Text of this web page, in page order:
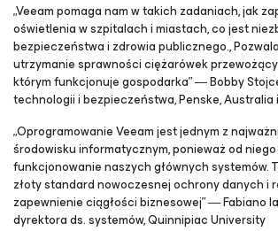
„Veeam pomaga nam w takich zadaniach, jak
oświetlenia w szpitalach i miastach, co jest
bezpieczeństwa i zdrowia publicznego.,
utrzymanie sprawności ciężarówek
którym funkcjonuje gospodarka” ― Bobby
technologii i bezpieczeństwa, Penske, Australia
„Oprogramowanie Veeam jest jednym z
środowisku informatycznym, ponieważ od
funkcjonowanie naszych głównych systemów.
złoty standard nowoczesnej ochrony danych i
zapewnienie ciągłości biznesowej” ― Fabiano
dyrektora ds. systemów, Quinnipiac University